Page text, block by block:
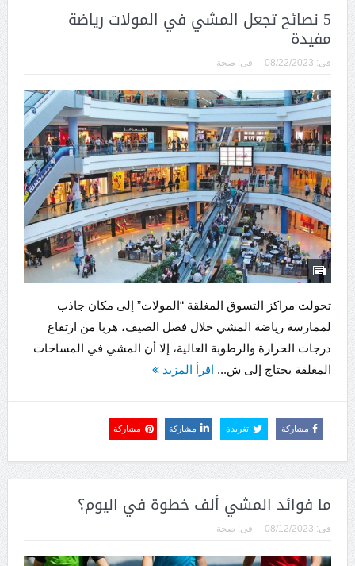
5 نصائح تجعل المشي في المولات رياضة
مفيدة
فى: 08/22/2023 فى: صحة
تحولت مراكز التسوق المغلقة “المولات” إلى مكان جاذب
لممارسة رياضة المشي خلال فصل الصيف، هربا من ارتفاع
درجات الحرارة والرطوبة العالية، إلا أن المشي في المساحات
المغلقة يحتاج إلى ش... اقرأ المزيد
مشاركة تغريدة مشاركة مشاركة
ما فوائد المشي ألف خطوة في اليوم؟
فى: 08/12/2023 فى: صحة